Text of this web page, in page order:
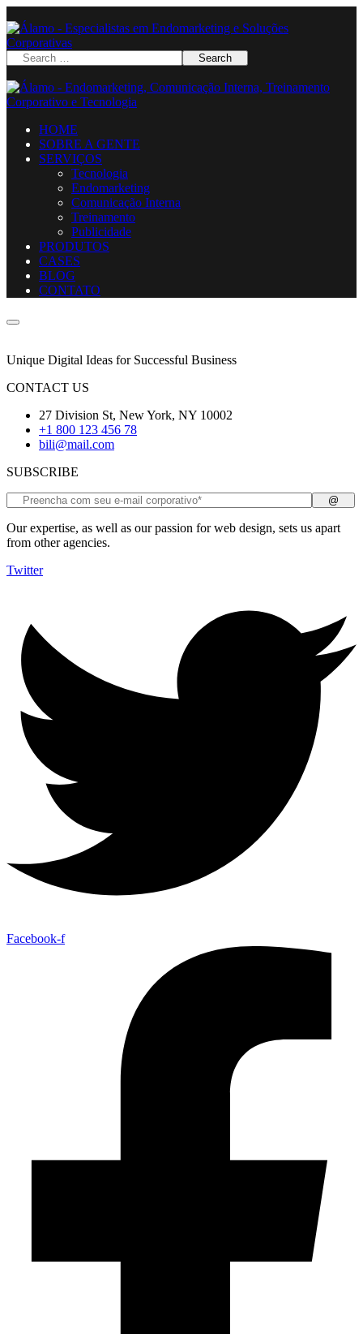
HOME
SOBRE A GENTE
SERVIÇOS
Tecnologia
Endomarketing
Comunicação Interna
Treinamento
Publicidade
PRODUTOS
CASES
BLOG
CONTATO
Unique Digital Ideas for Successful Business
CONTACT US
27 Division St, New York, NY 10002
+1 800 123 456 78
bili@mail.com
SUBSCRIBE
Our expertise, as well as our passion for web design, sets us apart
from other agencies.
Twitter
Facebook-f